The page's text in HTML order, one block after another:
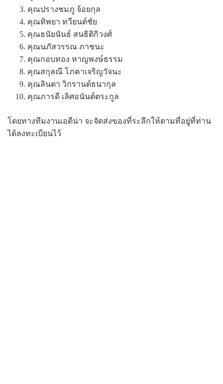
คุณปรางชมภู จ้อยกุล
คุณทิพยา ทวียนต์ชัย
คุณธนัยนันธ์ สนธิติกิวงศ์
คุณนภัสวรรณ ภาชนะ
คุณกอบทอง หาญพงษ์ธรรม
คุณสกุลณี โภคาเจริญวัจนะ
คุณลินดา วิกรานต์ธนากุล
คุณภารดี เลิศอนันต์ตระกูล
โดยทางทีมงานเอดีน่า จะจัดส่งของที่ระลึกให้ตามที่อยู่ที่ท่าน
ได้ลงทะเบียนไว้